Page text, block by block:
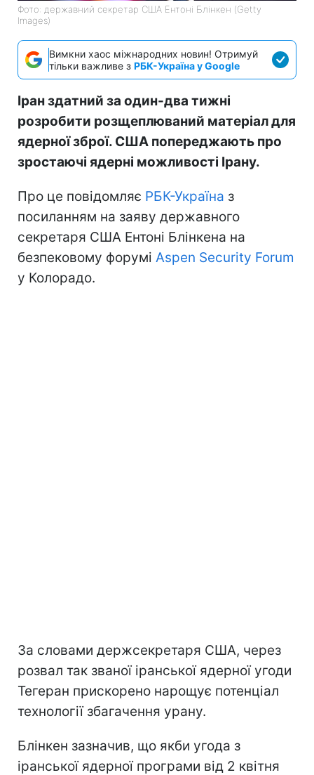
Фото: державний секретар США Ентоні Блінкен (Getty
Images)
Вимкни хаос міжнародних новин! Отримуй
тільки важливе з РБК-Україна у Google
Іран здатний за один-два тижні
розробити розщеплюваний матеріал для
ядерної зброї. США попереджають про
зростаючі ядерні можливості Ірану.
Про це повідомляє РБК-Україна з
посиланням на заяву державного
секретаря США Ентоні Блінкена на
безпековому форумі Aspen Security Forum
у Колорадо.
За словами держсекретаря США, через
розвал так званої іранської ядерної угоди
Тегеран прискорено нарощує потенціал
технології збагачення урану.
Блінкен зазначив, що якби угода з
іранської ядерної програми від 2 квітня